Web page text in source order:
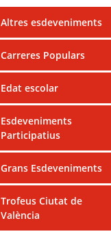
Altres esdeveniments
Carreres Populars
Edat escolar
Esdeveniments
Participatius
Grans Esdeveniments
Trofeus Ciutat de
València